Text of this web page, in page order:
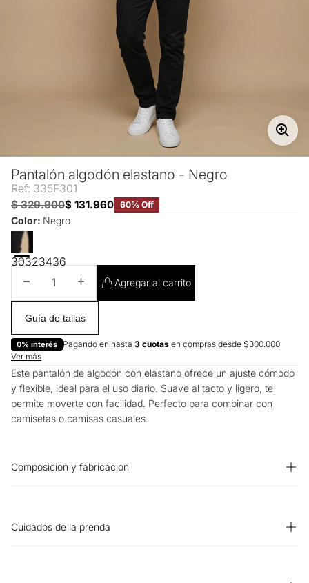
Pantalón algodón elastano - Negro
Ref: 335F301
$ 329.900$ 131.960 60% Off
Color: Negro
30323436
Disminuir cantidadAumentar cantidad
Agregar al carrito
Guía de tallas
0% interés Pagando en hasta 3 cuotas en compras desde $300.000
Ver más
Este pantalón de algodón con elastano ofrece un ajuste cómodo
y flexible, ideal para el uso diario. Suave al tacto y ligero, te
permite moverte con facilidad. Perfecto para combinar con
camisetas o camisas casuales.
Composicion y fabricacion
Cuidados de la prenda